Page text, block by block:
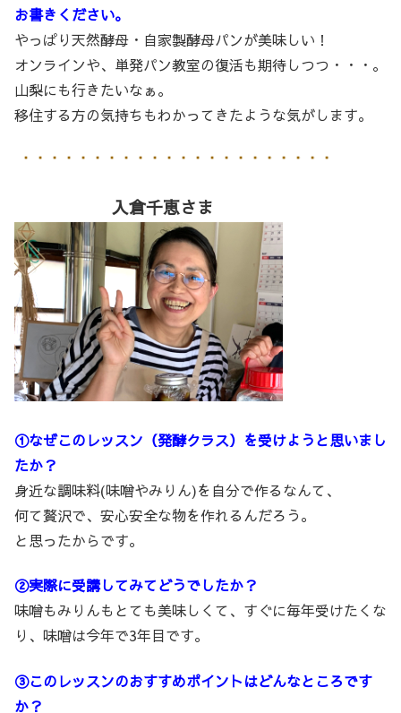
お書きください。
やっぱり天然酵母・自家製酵母パンが美味しい！
オンラインや、単発パン教室の復活も期待しつつ・・・。
山梨にも行きたいなぁ。
移住する方の気持ちもわかってきたような気がします。
入倉千恵さま
①なぜこのレッスン（発酵クラス）を受けようと思いまし
たか？
身近な調味料(味噌やみりん)を自分で作るなんて、
何て贅沢で、安心安全な物を作れるんだろう。
と思ったからです。
②実際に受講してみてどうでしたか？
味噌もみりんもとても美味しくて、すぐに毎年受けたくな
り、味噌は今年で3年目です。
③このレッスンのおすすめポイントはどんなところです
か？